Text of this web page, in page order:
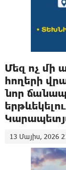
Մեզ ոչ մի
հողերի
նոր
13 Մայիս, 2026